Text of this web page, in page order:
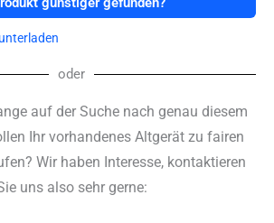
oder
auf der Suche nach genau diesem
Ihr vorhandenes Altgerät zu fairen
Wir haben Interesse, kontaktieren
uns also sehr gerne: